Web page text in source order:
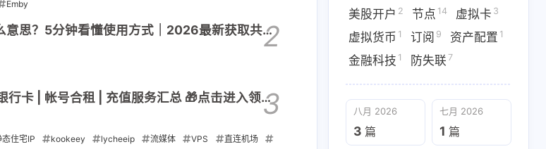
Emby
思？5分钟看懂使用方式｜2026最新获取共享
2
行卡 | 帐号合租 | 充值服务汇总 🎁点击进入领取
3
态住宅IP kookeey lycheeip 流媒体 VPS 直连机场
美股开户 2 节点 14 虚拟卡 3
虚拟货币 1 订阅 9 资产配置 1
金融科技 1 防失联 7
八月 2026
3 篇
七月 2026
1 篇